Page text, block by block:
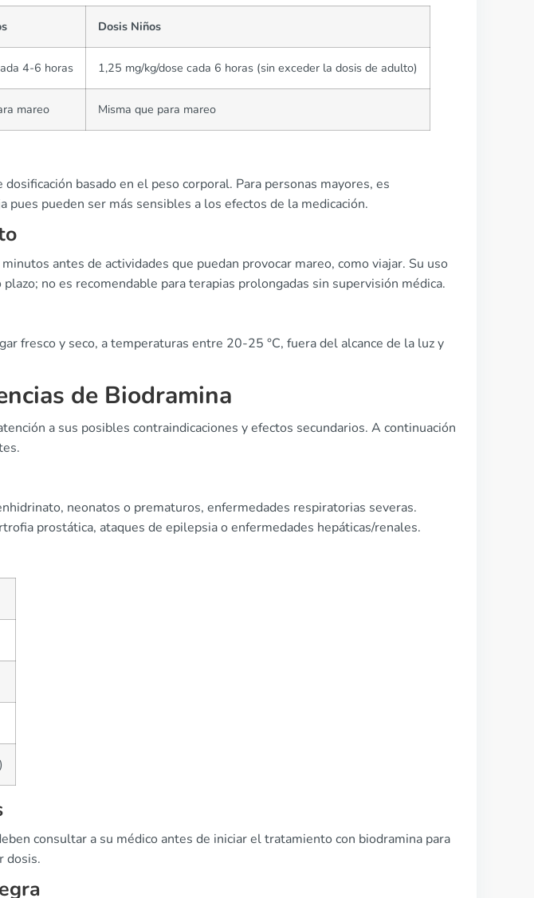
Dosis Niños
4-6 horas 1,25 mg/kg/dose cada 6 horas (sin exceder la dosis de adulto)
mareo Misma que para mareo
basado en el peso corporal. Para personas mayores, es
pues pueden ser más sensibles a los efectos de la medicación.
antes de actividades que puedan provocar mareo, como viajar. Su uso
no es recomendable para terapias prolongadas sin supervisión médica.
fresco y seco, a temperaturas entre 20-25 °C, fuera del alcance de la luz y
de Biodramina
a sus posibles contraindicaciones y efectos secundarios. A continuación
neonatos o prematuros, enfermedades respiratorias severas.
prostática, ataques de epilepsia o enfermedades hepáticas/renales.
consultar a su médico antes de iniciar el tratamiento con biodramina para
dosis.